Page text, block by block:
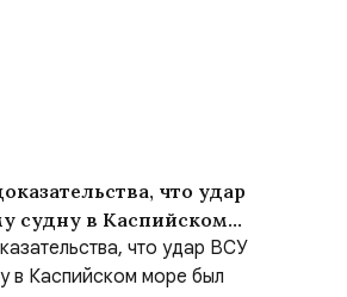
что удар
судну в Каспийском
несмотря на
что удар ВСУ
в Каспийском море был